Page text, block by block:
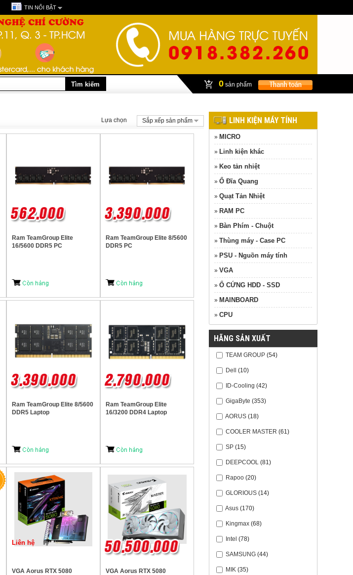
TIN NỔI BẬT
0 sản phẩm
Sắp xếp sản phẩm
Lựa chọn
Ram TeamGroup Elite
16/5600 DDR5 PC
Ram TeamGroup Elite 8/5600
DDR5 PC
Ram TeamGroup Elite 8/5600
DDR5 Laptop
Ram TeamGroup Elite
16/3200 DDR4 Laptop
Liên hệ
VGA Aorus RTX 5080
VGA Aorus RTX 5080
LINH KIỆN MÁY TÍNH
» MICRO
» Linh kiện khác
» Keo tản nhiệt
» Ổ Đĩa Quang
» Quạt Tản Nhiệt
» RAM PC
» Bàn Phím - Chuột
» Thùng máy - Case PC
» PSU - Nguồn máy tính
» VGA
» Ổ CỨNG HDD - SSD
» MAINBOARD
» CPU
HÃNG SẢN XUẤT
TEAM GROUP (54)
Dell (10)
ID-Cooling (42)
GigaByte (353)
AORUS (18)
COOLER MASTER (61)
SP (15)
DEEPCOOL (81)
Rapoo (20)
GLORIOUS (14)
Asus (170)
Kingmax (68)
Intel (78)
SAMSUNG (44)
MIK (35)